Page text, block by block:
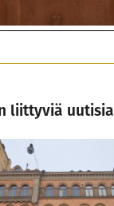
liittyviä uutisia